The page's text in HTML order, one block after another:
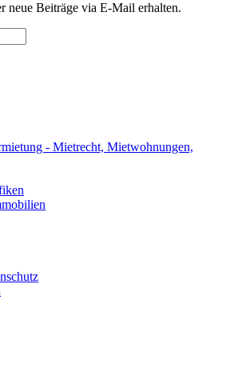
neue Beiträge via E-Mail erhalten.
- Mietrecht, Mietwohnungen,